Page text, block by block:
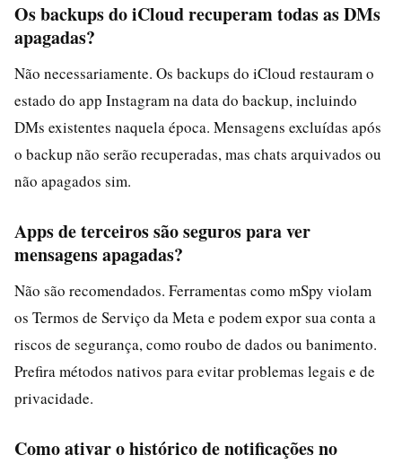
Os backups do iCloud recuperam todas as DMs
apagadas?
Não necessariamente. Os backups do iCloud restauram o
estado do app Instagram na data do backup, incluindo
DMs existentes naquela época. Mensagens excluídas após
o backup não serão recuperadas, mas chats arquivados ou
não apagados sim.
Apps de terceiros são seguros para ver
mensagens apagadas?
Não são recomendados. Ferramentas como mSpy violam
os Termos de Serviço da Meta e podem expor sua conta a
riscos de segurança, como roubo de dados ou banimento.
Prefira métodos nativos para evitar problemas legais e de
privacidade.
Como ativar o histórico de notificações no